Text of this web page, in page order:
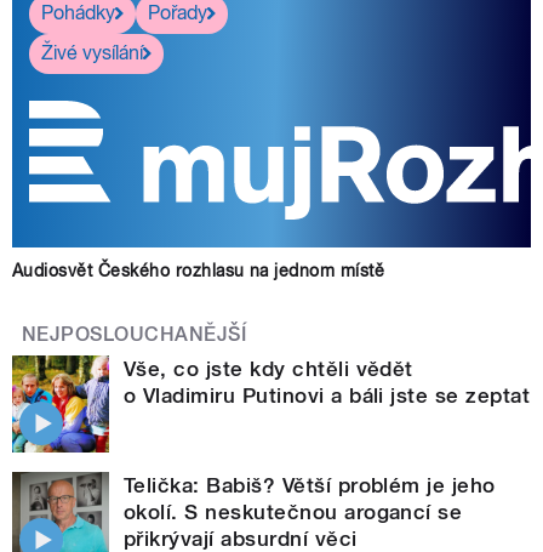
Pohádky
Pořady
Živé vysílání
Audiosvět Českého rozhlasu na jednom místě
NEJPOSLOUCHANĚJŠÍ
Vše, co jste kdy chtěli vědět
o Vladimiru Putinovi a báli jste se zeptat
Telička: Babiš? Větší problém je jeho
okolí. S neskutečnou arogancí se
přikrývají absurdní věci